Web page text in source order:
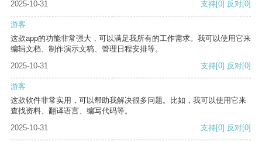
2025-10-31
支持[0] 反对[0]
游客
这款app的功能非常强大，可以满足我所有的工作需求。我可以使用它来
编辑文档、制作演示文稿、管理日程安排等。
2025-10-31
支持[0] 反对[0]
游客
这款软件非常实用，可以帮助我解决很多问题。比如，我可以使用它来
查找资料、翻译语言、编写代码等。
2025-10-31
支持[0] 反对[0]